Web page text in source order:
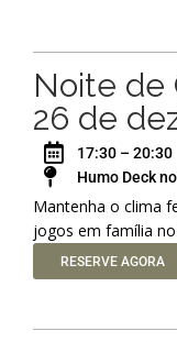
Noite de
26 de
17:30 – 20:30
Humo Deck
Mantenha o clima
jogos em família
RESERVE AGORA